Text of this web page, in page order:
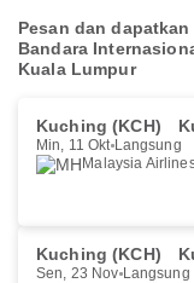
Pesan dan
Bandara
Kuala Lumpur
Kuching (KCH)
Min, 11 Okt Langsung
Malaysia
Kuching (KCH)
Sen, 23 Nov Langsung